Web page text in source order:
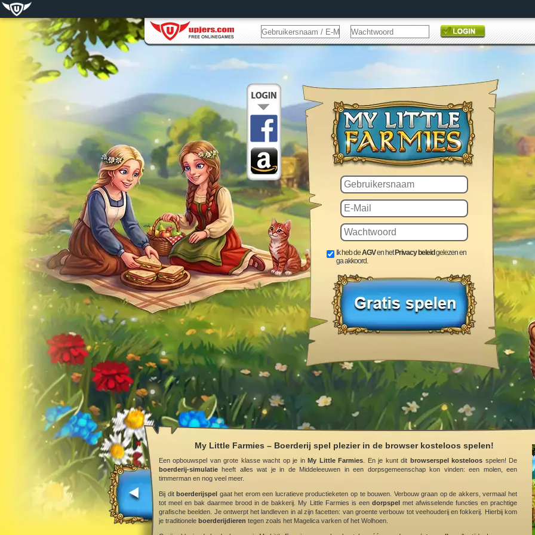
Ik heb deAGVen hetPrivacy beleid gelezen en
ga akkoord.
My Little Farmies – Boerderij spel plezier in de browser kosteloos spelen!
Een opbouwspel van grote klasse wacht op je inMy Little Farmies . En je kunt dit browserspel kosteloos spelen! De
boerderij-simulatie heeft alles wat je in de Middeleeuwen in een dorpsgemeenschap kon vinden: een molen, een
timmerman en nog veel meer.
Bij ditboerderijspel gaat het erom een lucratieve productieketen op te bouwen. Verbouw graan op de akkers, vermaal het
tot meel en bak daarmee brood in de bakkerij. My Little Farmies is een dorpspelmet afwisselende functies en prachtige
grafische beelden. Je ontwerpt het landleven in al zijn facetten: van groente verbouw tot veehouderij en fokkerij. Hierbij kom
je traditionele boerderijdieren tegen zoals het Magelica varken of het Wolhoen.